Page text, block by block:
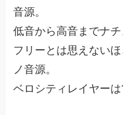
音源。
低音から高音までナ
フリーとは思えない
ノ音源。
ベロシティレイヤーは